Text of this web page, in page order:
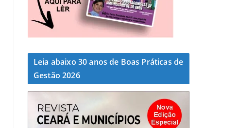
Leia abaixo 30 anos de Boas Práticas de
Gestão 2026